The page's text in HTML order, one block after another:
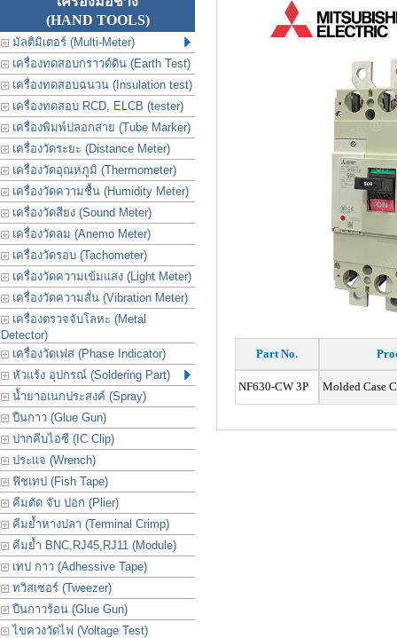
(HAND TOOLS)
มัลติมิเตอร์ (Multi-Meter)
เครื่องทดสอบกราวด์ดิน (Earth Test)
เครื่องทดสอบฉนวน (Insulation test)
เครื่องทดสอบ RCD, ELCB (tester)
เครื่องพิมพ์ปลอกสาย (Tube Marker)
เครื่องวัดระยะ (Distance Meter)
เครื่องวัดอุณหภูมิ (Thermometer)
เครื่องวัดความชื้น (Humidity Meter)
เครื่องวัดสียง (Sound Meter)
เครื่องวัดลม (Anemo Meter)
เครื่องวัดรอบ (Tachometer)
เครื่องวัดความเข้มแสง (Light Meter)
เครื่องวัดความสั่น (Vibration Meter)
เครื่องตรวจจับโลหะ (Metal
Detector)
เครื่องวัดเฟส (Phase Indicator)
หัวแร้ง อุปกรณ์ (Soldering Part)
น้ำยาอเนกประสงค์ (Spray)
ปืนกาว (Glue Gun)
ปากคีบไอซี (IC Clip)
ประเเจ (Wrench)
ฟิชเทป (Fish Tape)
คีมตัด จับ ปอก (Plier)
คีมย้ำหางปลา (Terminal Crimp)
คีมย้ำ BNC,RJ45,RJ11 (Module)
เทป กาว (Adhessive Tape)
ทวิสเซอร์ (Tweezer)
ปืนกาวร้อน (Glue Gun)
ไขควงวัดไฟ (Voltage Test)
Part No.
NF630-CW 3P Molded Case